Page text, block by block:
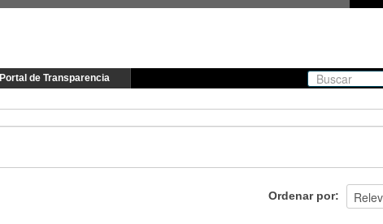
Portal de Transparencia
Ordenar por